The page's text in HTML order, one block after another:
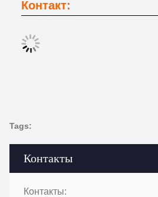
Контакты
Контакты:
Контакт:
Tags: